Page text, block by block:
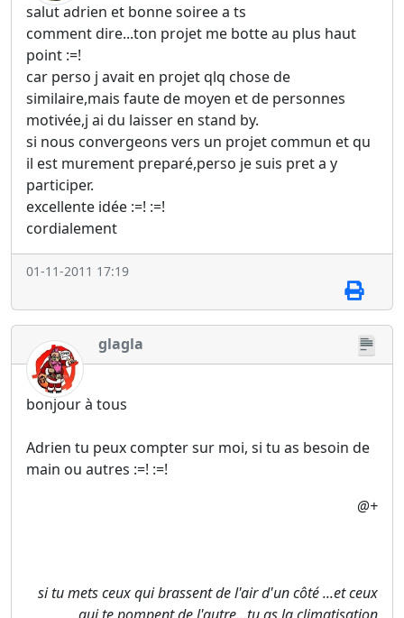
salut adrien et bonne soiree a ts
comment dire...ton projet me botte au plus haut
point :=!
car perso j avait en projet qlq chose de
similaire,mais faute de moyen et de personnes
motivée,j ai du laisser en stand by.
si nous convergeons vers un projet commun et qu
il est murement preparé,perso je suis pret a y
participer.
excellente idée :=! :=!
cordialement
01-11-2011 17:19
glagla
bonjour à tous
Adrien tu peux compter sur moi, si tu as besoin de
main ou autres :=! :=!
@+
si tu mets ceux qui brassent de l'air d'un côté ...et ceux